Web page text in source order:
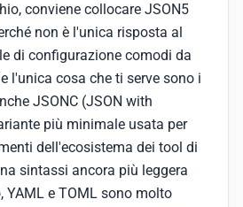
conviene collocare JSON5
non è l'unica risposta al
di configurazione comodi da
l'unica cosa che ti serve sono i
JSONC (JSON with
più minimale usata per
dell'ecosistema dei tool di
sintassi ancora più leggera
YAML e TOML sono molto